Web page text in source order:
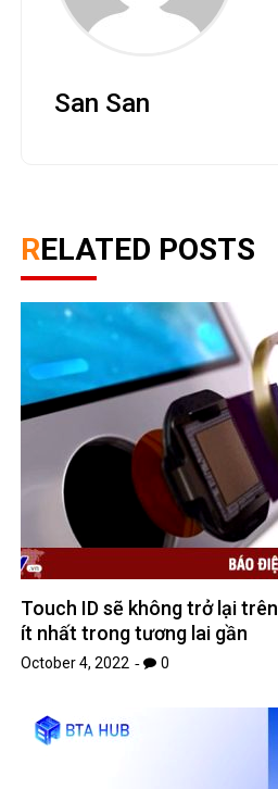
San San
RELATED POSTS
Touch ID sẽ không trở lại
ít nhất trong tương lai gần
October 4, 2022 0